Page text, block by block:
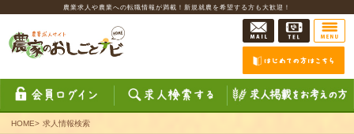
農業求人や農業への転職情報が満載！新規就農を希望する方も大歓迎！
HOME> 求人情報検索